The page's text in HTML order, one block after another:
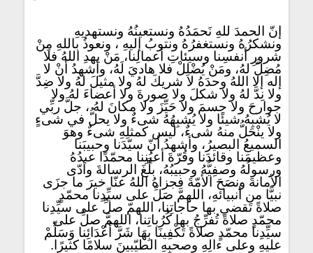
إنّ الحمدَ للهِ نَحمَدُهُ ونستعينُهُ ونستهديهِ
ونشكرُهُ ونستغفرُهُ ونتوبُ إليهِ ، ونعوذُ باللهِ مِنْ
شرورِ أنفسِنا وسيئاتِ أعمالِنا، مَنْ يهدِ اللهُ فلا
مُضِلَّ لهُ، ومَنْ يُضْلِلْ فلا هاديَ لَهُ، وأشهدُ أنْ لا
إله إلا اللهُ وحدَهُ لا شريكَ لهُ ولا مثيلَ لهُ ولا ضِدَّ
ولا نِدَّ لهُ ولا شكلَ ولا صورةَ ولا أعضاءَ لهُ ولا
جوارحَ ولا جسمَ ولا حَيِّزَ ولا مكانَ لهُ ، جلَّ ربِّي
لا يُشبِهُ شيئًا ولا يُشبِهُهُ شىءٌ ولا يحلُّ في شىءٍ
ولا ينْحَلُّ منهُ شىءٌ، ليس كمثلِهِ شىءٌ وهوَ
السميعُ البصيرُ، وأشهدُ أنّ سيّدَنا وحبيبَنا
وعظيمَنا وقائدَنا وقُرّةَ أعيُنِنا محمّدًا عبدُهُ
ورسولُهُ وصفِيُّهُ وحبيبُهُ، بلَّغَ الرسالةَ وأدّى
الأمانةَ ونصَحَ الأمّةَ فجزاهُ اللهُ عنّا خيرَ ما جزَى
نبيًّا من أنبيائهِ، اللهمَّ صَلِّ على سيِّدِنا محمّدٍ
صلاةً تَقضي بها حاجاتِنا، اللهمّ صلِّ على سيِّدِنا
محمّدٍ صلاةً تُفرِّجُ بها كُرُباتِنا، اللهمَّ صلِّ على
سيِّدِنا محمّدٍ صلاةً تَكْفِينَا بِهَا شَرَّ أَعْدَائِنا وَسَلِّمْ
عليهِ وعلى ءالِهِ وصحبِهِ الطيّبينَ سلامًا كثيرًا.